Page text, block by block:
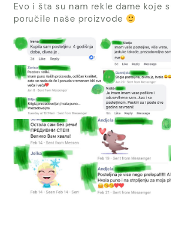
Evo i šta su nam rekle dame koje
poručile naše proizvode